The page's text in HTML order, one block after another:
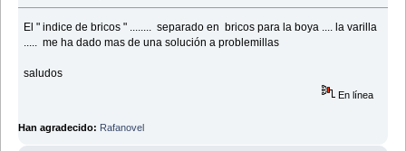
El " indice de bricos " ........ separado en bricos para la boya .... la varilla
..... me ha dado mas de una solución a problemillas
saludos
En línea
Han agradecido: Rafanovel